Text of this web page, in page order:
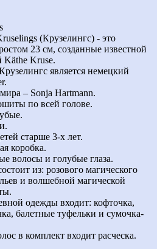
(Крузелингс) - это
23 см, созданные известной
Käthe Kruse.
является немецкий
– Sonja Hartmann.
по всей голове.
старше 3-х лет.
коробка.
волосы и голубые глаза.
из: розового магического
и волшебной магической
одежды входит: кофточка,
балетные туфельки и сумочка-
в комплект входит расческа.